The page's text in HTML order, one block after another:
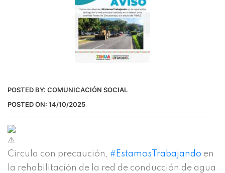
POSTED BY: COMUNICACIÓN SOCIAL
POSTED ON: 14/10/2025
Circula con precaución, #EstamosTrabajando en
la rehabilitación de la red de conducción de agua